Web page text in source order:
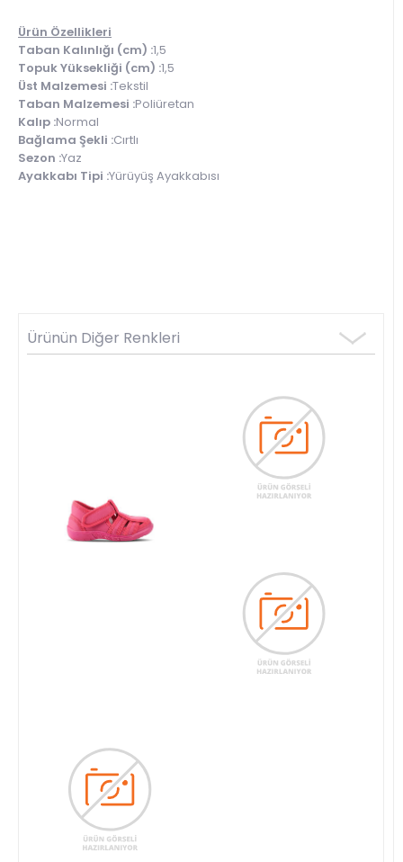
Ürün Özellikleri
Taban Kalınlığı (cm) :1,5
Topuk Yüksekliği (cm) :1,5
Üst Malzemesi :Tekstil
Taban Malzemesi :Poliüretan
Kalıp :Normal
Bağlama Şekli :Cırtlı
Sezon :Yaz
Ayakkabı Tipi :Yürüyüş Ayakkabısı
Ürünün Diğer Renkleri